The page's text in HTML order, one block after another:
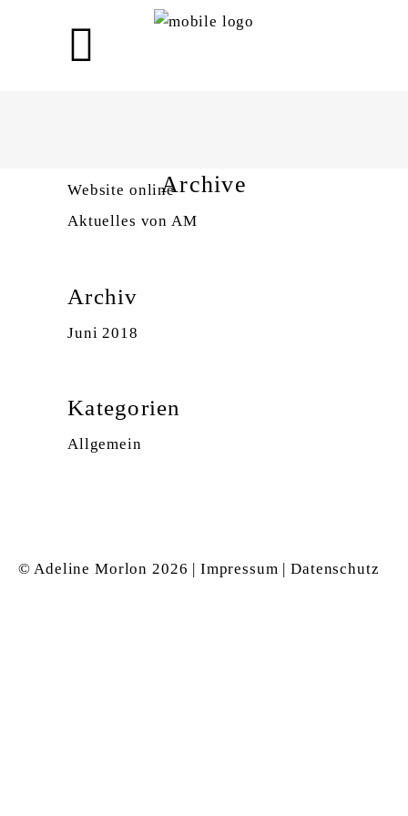
Archive
Website online
Aktuelles von AM
Archiv
Juni 2018
Kategorien
Allgemein
© Adeline Morlon 2026 | Impressum |Datenschutz